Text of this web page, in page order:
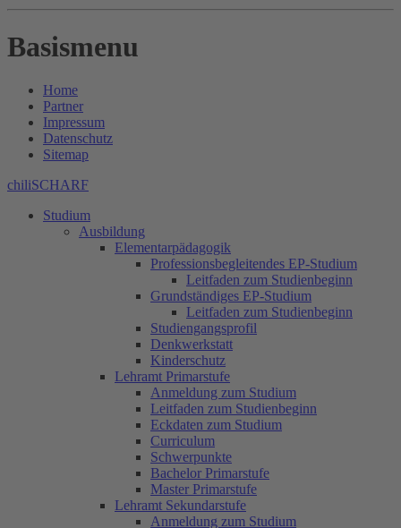
Basismenu
Home
Partner
Impressum
Datenschutz
Sitemap
chiliSCHARF
Studium
Ausbildung
Elementarpädagogik
Professionsbegleitendes EP-Studium
Leitfaden zum Studienbeginn
Grundständiges EP-Studium
Leitfaden zum Studienbeginn
Studiengangsprofil
Denkwerkstatt
Kinderschutz
Lehramt Primarstufe
Anmeldung zum Studium
Leitfaden zum Studienbeginn
Eckdaten zum Studium
Curriculum
Schwerpunkte
Bachelor Primarstufe
Master Primarstufe
Lehramt Sekundarstufe
Anmeldung zum Studium